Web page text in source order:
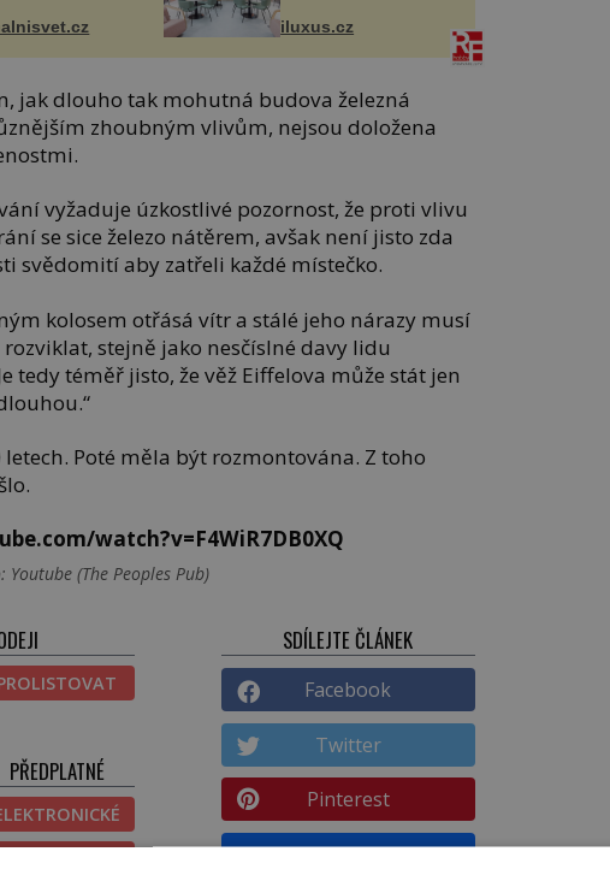
iluxus.cz
jak dlouho tak mohutná budova železná
zhoubným vlivům, nejsou doložena
vyžaduje úzkostlivé pozornost, že proti vlivu
se sice železo nátěrem, avšak není jisto zda
svědomití aby zatřeli každé místečko.
kolosem otřásá vítr a stálé jeho nárazy musí
stejně jako nesčíslné davy lidu
tedy téměř jisto, že věž Eiffelova může stát jen
Poté měla být rozmontována. Z toho
watch?v=F4WiR7DB0XQ
(The Peoples Pub)
PŘEDPLATNÉ
SDÍLEJTE ČLÁNEK
Facebook
Twitter
Pinterest
Email